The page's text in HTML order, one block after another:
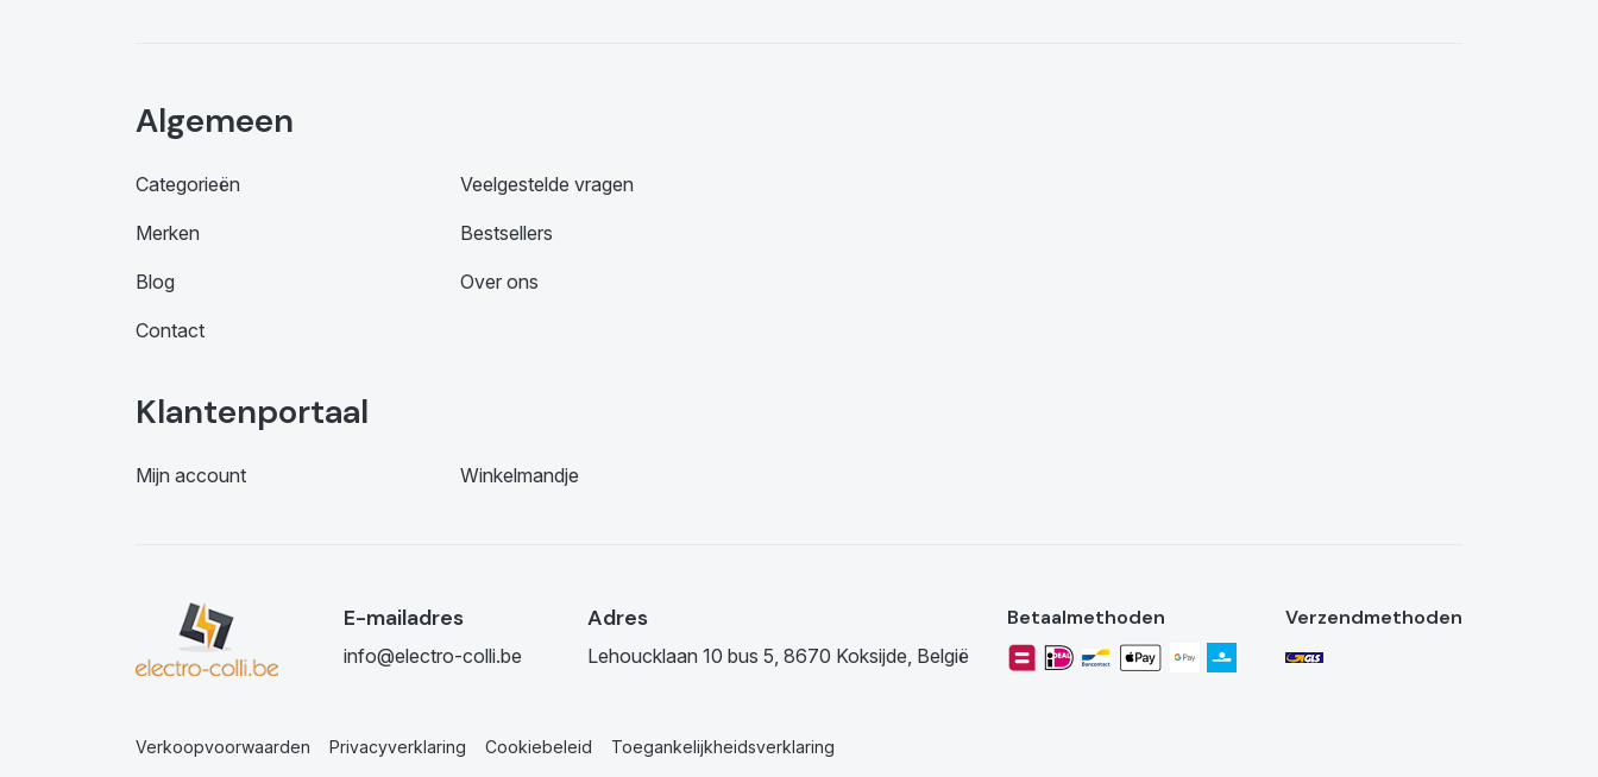
Algemeen
Categorieën Veelgestelde vragen
Merken Bestsellers
Blog Over ons
Contact
Klantenportaal
Mijn account Winkelmandje
E-mailadres
info@electro-colli.be
Adres
Lehoucklaan 10 bus 5, 8670 Koksijde, België
Betaalmethoden Verzendmethoden
Verkoopvoorwaarden Privacyverklaring Cookiebeleid Toegankelijkheidsverklaring